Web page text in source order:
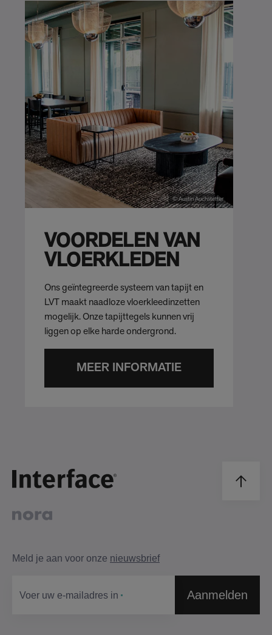
© Austin Auchstetter
VOORDELEN VAN
VLOERKLEDEN
Ons geïntegreerde systeem van tapijt en
LVT maakt naadloze vloerkleedinzetten
mogelijk. Onze tapijttegels kunnen vrij
liggen op elke harde ondergrond.
MEER INFORMATIE
Meld je aan voor onze nieuwsbrief
Voer uw e-mailadres in​ Aanmelden